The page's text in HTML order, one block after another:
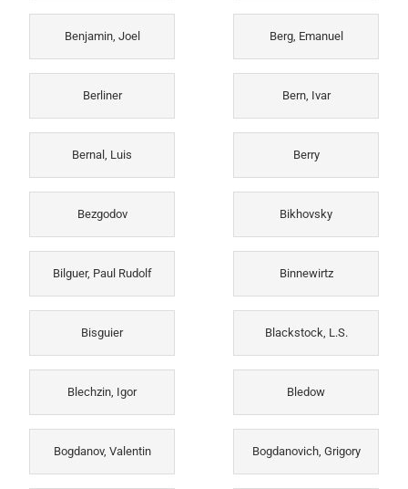
Benjamin, Joel Berg, Emanuel
Berliner Bern, Ivar
Bernal, Luis Berry
Bezgodov Bikhovsky
Bilguer, Paul Rudolf Binnewirtz
Bisguier Blackstock, L.S.
Blechzin, Igor Bledow
Bogdanov, Valentin Bogdanovich, Grigory